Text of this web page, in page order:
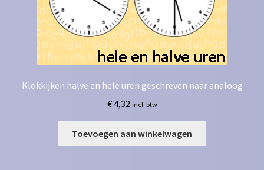
Klokkijken halve en hele uren geschreven naar analoog
€4,32 incl. btw
Toevoegen aan winkelwagen